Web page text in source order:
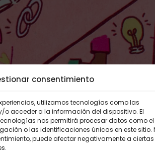
consentimiento
utilizamos tecnologías como las
acceder a la información del dispositivo. El
nos permitirá procesar datos como el
o las identificaciones únicas en este sitio.
puede afectar negativamente a ciertas